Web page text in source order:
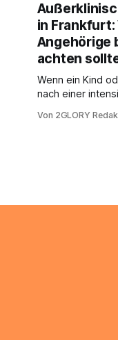
in
Angehörige
achten
Wenn ein Kind
nach einer
oder eine
Intensivpflege
Von 2GLORY